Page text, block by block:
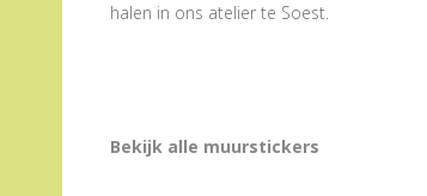
halen in ons atelier te Soest.
Bekijk alle muurstickers